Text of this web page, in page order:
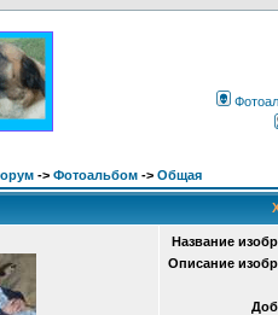
-> Фотоальбом -> Общая
Название
Описание